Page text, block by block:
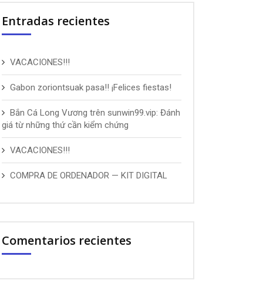
Entradas recientes
VACACIONES!!!
Gabon zoriontsuak pasa!! ¡Felices fiestas!
Bắn Cá Long Vương trên sunwin99.vip: Đánh
giá từ những thứ cần kiểm chứng
VACACIONES!!!
COMPRA DE ORDENADOR — KIT DIGITAL
Comentarios recientes